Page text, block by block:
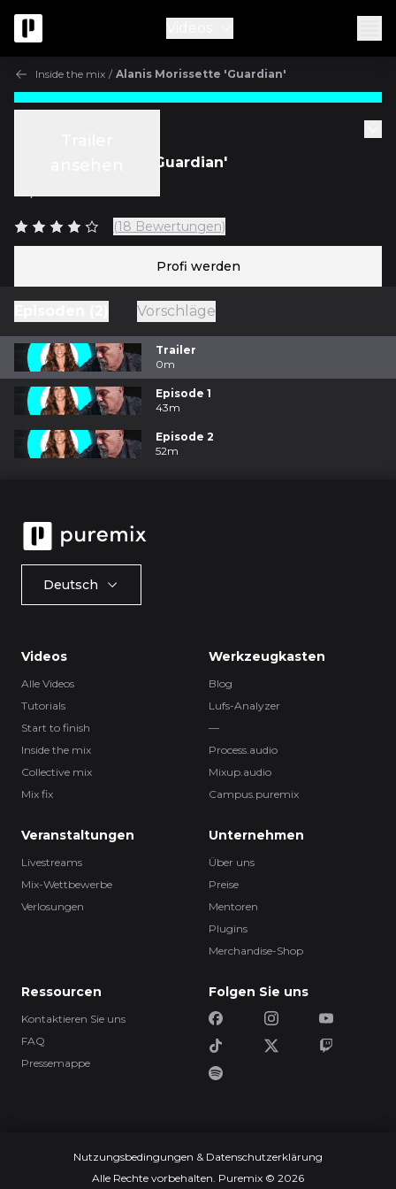
Inside the mix / Alanis Morissette 'Guardian'
Alanis Morissette 'Guardian'
(18 Bewertungen)
Profi werden
Vorschläge
Trailer
0m
Episode 1
43m
Episode 2
52m
Deutsch
Videos
Alle Videos
Tutorials
Start to finish
Inside the mix
Collective mix
Mix fix
Werkzeugkasten
Blog
Lufs-Analyzer
—
Process.audio
Mixup.audio
Campus.puremix
Veranstaltungen
Livestreams
Mix-Wettbewerbe
Verlosungen
Unternehmen
Über uns
Preise
Mentoren
Plugins
Merchandise-Shop
Ressourcen
Kontaktieren Sie uns
FAQ
Pressemappe
Folgen Sie uns
Nutzungsbedingungen & Datenschutzerklärung
Alle Rechte vorbehalten. Puremix © 2026